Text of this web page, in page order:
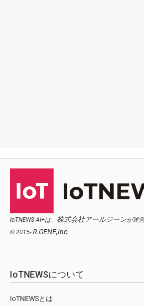
IoTNEWS AI+は、 株式会社アールジーンが運
© 2015- R.GENE,Inc.
IoTNEWSについて
IoTNEWSとは